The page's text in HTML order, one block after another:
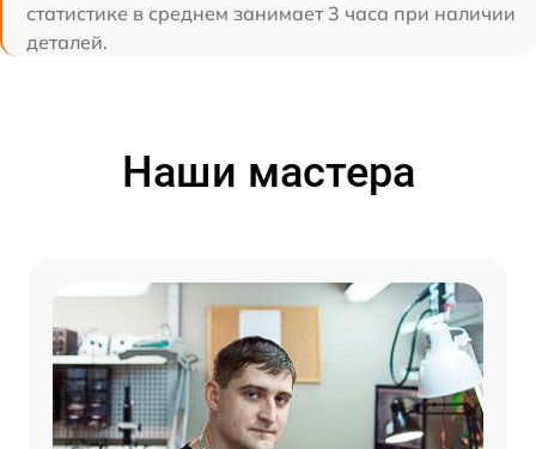
статистике в среднем занимает 3 часа при наличии
деталей.
Наши мастера